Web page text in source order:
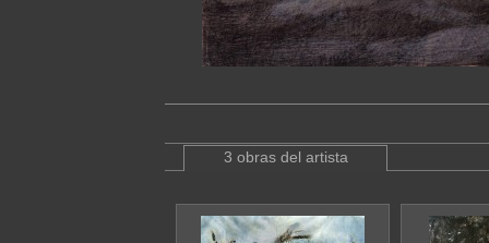
3 obras del artista